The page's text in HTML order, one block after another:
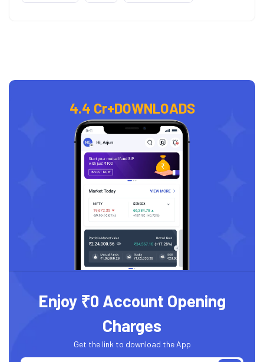
4.4 Cr+DOWNLOADS
Enjoy ₹0 Account Opening
Charges
Get the link to download the App